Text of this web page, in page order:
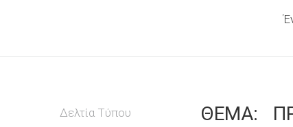
Δελτία Τύπου
ΘΕΜΑ: